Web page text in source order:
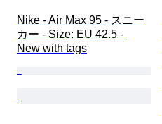
Nike - Air Max 95 - スニー
カー - Size: EU 42.5 -
New with tags